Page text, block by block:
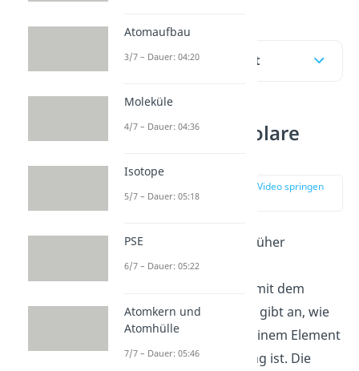
Inhaltsübersicht
Was ist die Molare
zur Stelle im Video springen
(00:19)
Die
(früher
„Molmasse“) ist
mit dem
Formelzeichen
. Sie gibt an, wie
schwer ein
von einem Element
oder einer Verbindung ist. Die
Atomaufbau
3/7 – Dauer: 04:20
Moleküle
4/7 – Dauer: 04:36
Isotope
5/7 – Dauer: 05:18
PSE
6/7 – Dauer: 05:22
Atomkern und
Atomhülle
7/7 – Dauer: 05:46